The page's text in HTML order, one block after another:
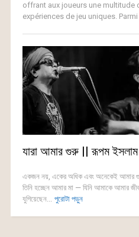
offrant aux joueurs une
expériences de jeu uniques. Parmi
যারা আমার গুরু || রূপম ইসলাম
একজন নয়, একের অধিক এবং অনেকেই আমার
তিনি হচ্ছেন আমার মা — যিনি আমাকে আমার
যুগিয়েছেন... পুরোটা পড়ুন